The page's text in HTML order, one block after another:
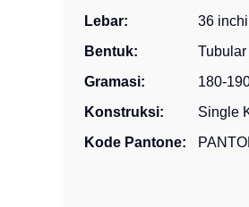
Lebar:
36 inchi
Bentuk:
Tubular
Gramasi:
180-
Konstruksi:
Single
Kode Pantone: